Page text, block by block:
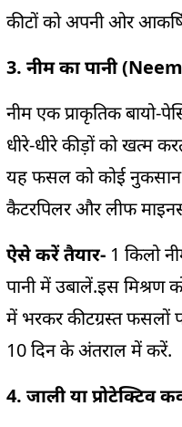
कीटों को अपनी ओर
3. नीम का पानी
नीम एक प्राकृतिक बायो-
धीरे-धीरे कीड़ों को खत्म
यह फसल को कोई नुकसान
कैटरपिलर और लीफ
ऐसे करें तैयार- 1 किलो
पानी में उबालें.इस मिश्रण
में भरकर कीटग्रस्त फसलों
10 दिन के अंतराल में करें.
4. जाली या